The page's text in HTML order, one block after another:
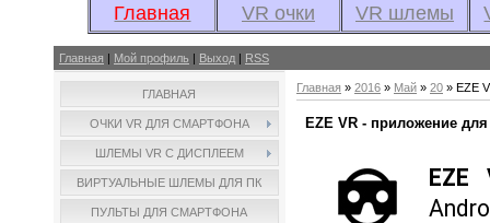
Главная VR очки VR шлемы
Главная | Мой профиль | Выход | RSS
ГЛАВНАЯ
ОЧКИ VR ДЛЯ СМАРТФОНА
ШЛЕМЫ VR С ДИСПЛЕЕМ
ВИРТУАЛЬНЫЕ ШЛЕМЫ ДЛЯ ПК
ПУЛЬТЫ ДЛЯ СМАРТФОНА
Главная » 2016 » Май » 20 » EZE
EZE VR - приложение
EZE